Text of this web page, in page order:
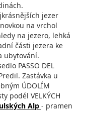
jezer
na vrchol
na jezero, lehká
části jezera ke
ubytování.
PASSO DEL
Zastávka u
ÚDOLÍM
podél VELKÝCH
Alp - pramen